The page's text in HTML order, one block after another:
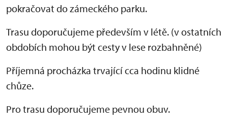
pokračovat do zámeckého parku.
Trasu doporučujeme především v létě. (v ostatních
obdobích mohou být cesty v lese rozbahněné)
Příjemná procházka trvající cca hodinu klidné
chůze.
Pro trasu doporučujeme pevnou obuv.